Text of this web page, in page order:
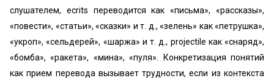
слушателем, ecrits переводится как «письма», «рассказы»,
«повести», «статьи», «сказки» и т. д., «зелень» как «петрушка»,
«укроп», «сельдерей», «шаржа» и т. д., projectile как «снаряд»,
«бомба», «ракета», «мина», «пуля». Конкретизация понятий
как прием перевода вызывает трудности, если из контекста